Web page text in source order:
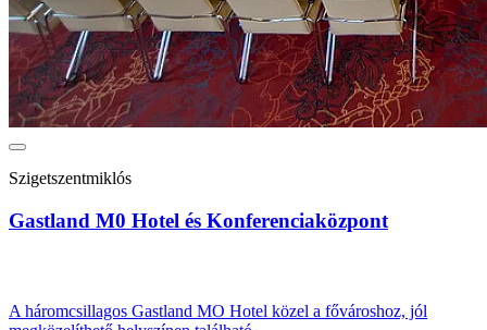
Szigetszentmiklós
Gastland M0 Hotel és Konferenciaközpont
A háromcsillagos Gastland MO Hotel közel a fővároshoz, jól